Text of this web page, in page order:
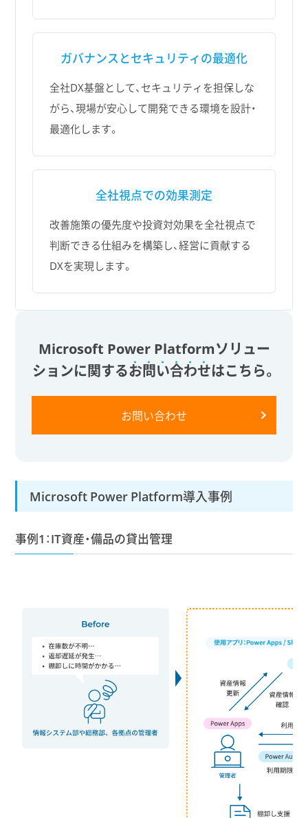
ガバナンスとセキュリティの最適化
全社DX基盤として、セキュリティを担保しな
がら、現場が安心して開発できる環境を設計・
最適化します。
全社視点での効果測定
改善施策の優先度や投資対効果を全社視点で
判断できる仕組みを構築し、経営に貢献する
DXを実現します。
Microsoft Power Platformソリュー
ションに関するお問い合わせはこちら。
お問い合わせ
Microsoft Power Platform導入事例
事例1：IT資産・備品の貸出管理